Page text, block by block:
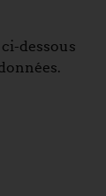
dessous